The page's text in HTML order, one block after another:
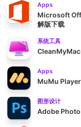
Apps
Microsoft
解版下载
系统工具
CleanMyMac
Apps
MuMu
图形设计
Adobe